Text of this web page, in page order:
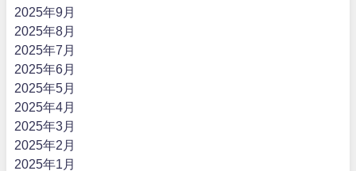
2025年9月
2025年8月
2025年7月
2025年6月
2025年5月
2025年4月
2025年3月
2025年2月
2025年1月